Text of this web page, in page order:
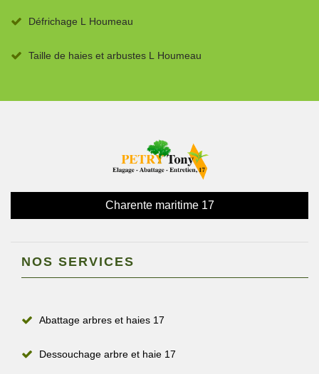
Défrichage L Houmeau
Taille de haies et arbustes L Houmeau
Charente maritime 17
NOS SERVICES
Abattage arbres et haies 17
Dessouchage arbre et haie 17